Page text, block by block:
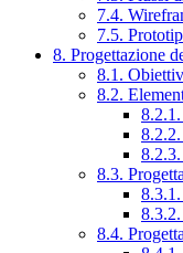
7.4.
7.5.
8. Progettazione
8.1.
8.2.
8.3.
8.4.